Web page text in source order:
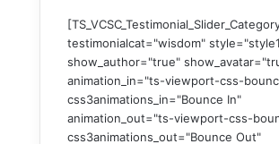
testimonialcat="wisdom"
show_author="true"
animation_in="ts-viewport-css-
css3animations_in="Bounce In"
animation_out="ts-viewport-css-
css3animations_out="Bounce Out"